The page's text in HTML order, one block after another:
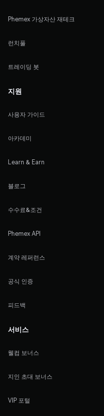
Phemex 가상자산 재테크
런치풀
트레이딩 봇
지원
사용자 가이드
아카데미
Learn & Earn
블로그
수수료&조건
Phemex API
계약 레퍼런스
공식 인증
피드백
서비스
웰컴 보너스
지인 초대 보너스
VIP 포털